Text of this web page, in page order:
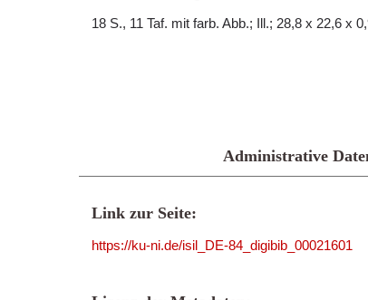
18 S., 11 Taf. mit farb. Abb.; Ill.; 28,8 x 22,6 x
Administrative
Link zur Seite:
https://ku-ni.de/isil_DE-84_digibib_00021601